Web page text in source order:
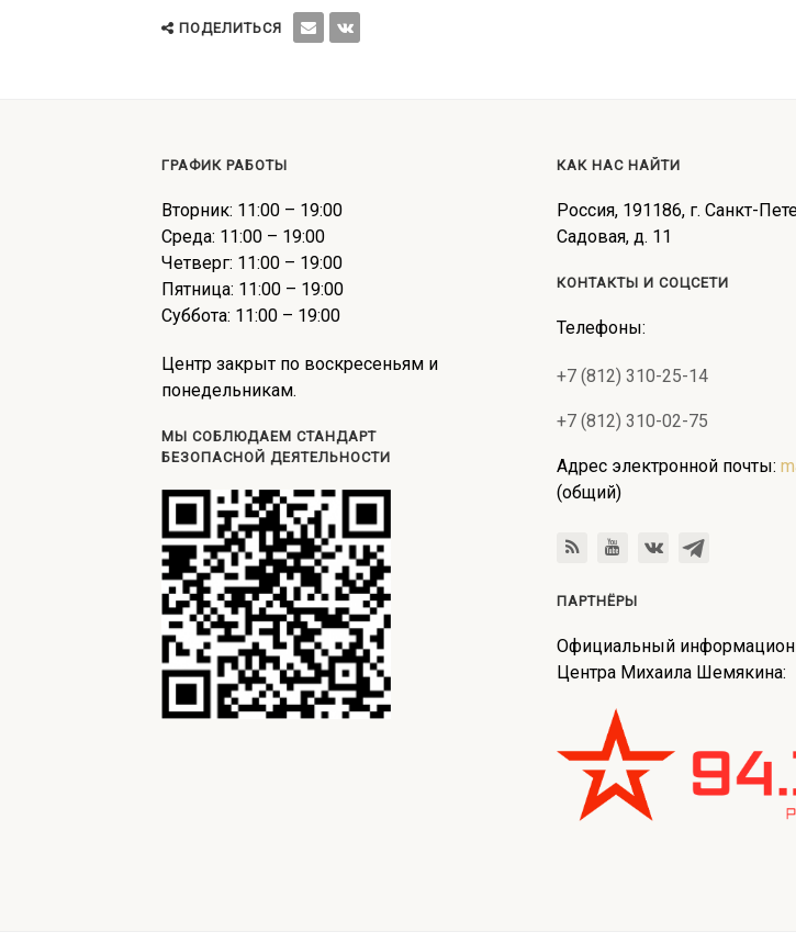
ПОДЕЛИТЬСЯ
ГРАФИК РАБОТЫ
Вторник: 11:00 – 19:00
Среда: 11:00 – 19:00
Четверг: 11:00 – 19:00
Пятница: 11:00 – 19:00
Суббота: 11:00 – 19:00
Центр закрыт по воскресеньям и
понедельникам.
МЫ СОБЛЮДАЕМ СТАНДАРТ
БЕЗОПАСНОЙ ДЕЯТЕЛЬНОСТИ
КАК НАС НАЙТИ
Россия, 191186, г. Санкт-
Садовая, д. 11
КОНТАКТЫ И СОЦСЕТИ
Телефоны:
+7 (812) 310-25-14
+7 (812) 310-02-75
Адрес электронной почты:
(общий)
ПАРТНЁРЫ
Официальный
Центра Михаила Шемякина: